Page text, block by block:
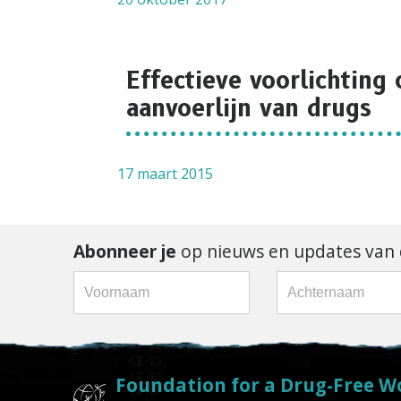
Effectieve voorlichting
aanvoerlijn van drugs
17 maart 2015
Abonneer je op nieuws en updates
Foundation for a Drug-Free